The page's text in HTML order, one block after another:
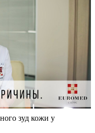
зуд кожи у